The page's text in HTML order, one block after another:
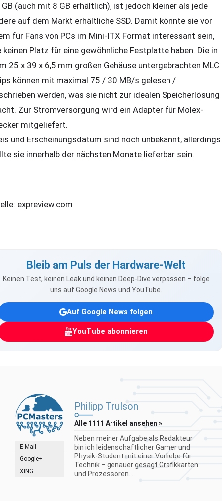
(auch mit 8 GB erhältlich), ist jedoch kleiner als jede
auf dem Markt erhältliche SSD. Damit könnte sie vor
für Fans von PCs im Mini-ITX Format interessant sein,
keinen Platz für eine gewöhnliche Festplatte haben. Die in
25 x 39 x 6,5 mm großen Gehäuse untergebrachten MLC
können mit maximal 75 / 30 MB/s gelesen /
werden, was sie nicht zur idealen Speicherlösung
Zur Stromversorgung wird ein Adapter für Molex-
mitgeliefert.
und Erscheinungsdatum sind noch unbekannt, allerdings
sie innerhalb der nächsten Monate lieferbar sein.
expreview.com
Bleib am Puls der Hardware-Welt
Keinen Test, keinen Leak und keinen Deep-Dive verpassen – folge
uns auf Google News und YouTube.
Auf Google News folgen
YouTube abonnieren
E-Mail
Google+
XING
Philipp Trulson
Alle 1111 Artikel ansehen »
Neben meiner Aufgabe als Redakteur
bin ich leidenschaftlicher Gamer und
Physik-Student mit einer Vorliebe für
Technik – genauer gesagt Grafikkarten
und Prozessoren...